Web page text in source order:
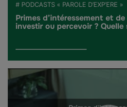
# PODCASTS « PAROLE D’EXP’ERE »
Primes d’intéressement et
investir ou percevoir ?